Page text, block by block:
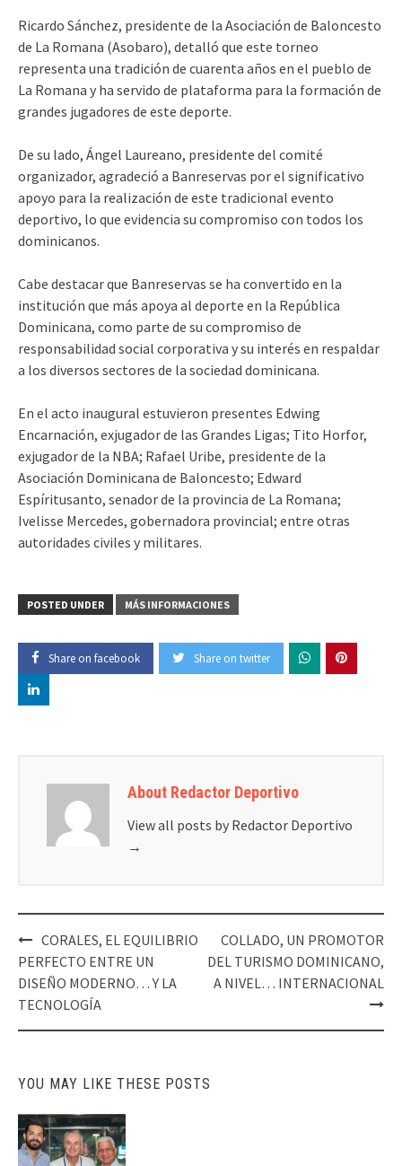
Ricardo Sánchez, presidente de la Asociación de Baloncesto
de La Romana (Asobaro), detalló que este torneo
representa una tradición de cuarenta años en el pueblo de
La Romana y ha servido de plataforma para la formación de
grandes jugadores de este deporte.
De su lado, Ángel Laureano, presidente del comité
organizador, agradeció a Banreservas por el significativo
apoyo para la realización de este tradicional evento
deportivo, lo que evidencia su compromiso con todos los
dominicanos.
Cabe destacar que Banreservas se ha convertido en la
institución que más apoya al deporte en la República
Dominicana, como parte de su compromiso de
responsabilidad social corporativa y su interés en respaldar
a los diversos sectores de la sociedad dominicana.
En el acto inaugural estuvieron presentes Edwing
Encarnación, exjugador de las Grandes Ligas; Tito Horfor,
exjugador de la NBA; Rafael Uribe, presidente de la
Asociación Dominicana de Baloncesto; Edward
Espíritusanto, senador de la provincia de La Romana;
Ivelisse Mercedes, gobernadora provincial; entre otras
autoridades civiles y militares.
POSTED UNDER MÁS INFORMACIONES
Share on facebook Share on twitter
About Redactor Deportivo
View all posts by Redactor Deportivo
→
Post
navigation
CORALES, EL EQUILIBRIO
PERFECTO ENTRE UN
DISEÑO MODERNO… Y LA
TECNOLOGÍA
COLLADO, UN PROMOTOR
DEL TURISMO DOMINICANO,
A NIVEL… INTERNACIONAL
YOU MAY LIKE THESE POSTS